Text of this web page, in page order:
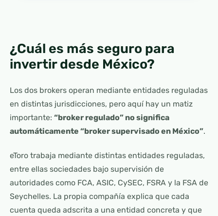
¿Cuál es más seguro para
invertir desde México?
Los dos brokers operan mediante entidades reguladas
en distintas jurisdicciones, pero aquí hay un matiz
importante: “broker regulado” no significa
automáticamente “broker supervisado en México”.
eToro trabaja mediante distintas entidades reguladas,
entre ellas sociedades bajo supervisión de
autoridades como FCA, ASIC, CySEC, FSRA y la FSA de
Seychelles. La propia compañía explica que cada
cuenta queda adscrita a una entidad concreta y que